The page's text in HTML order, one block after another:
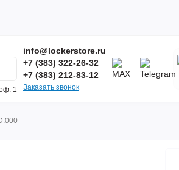
1
info@lockerstore.ru
+7 (383) 322-26-32
+7 (383) 212-83-12
Заказать звонок